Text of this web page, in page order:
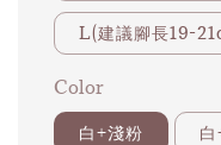
L(建議腳長19-
Color
白+淺粉